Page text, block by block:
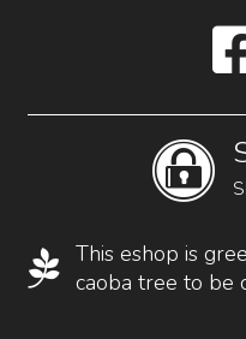
This eshop is
caoba tree to be